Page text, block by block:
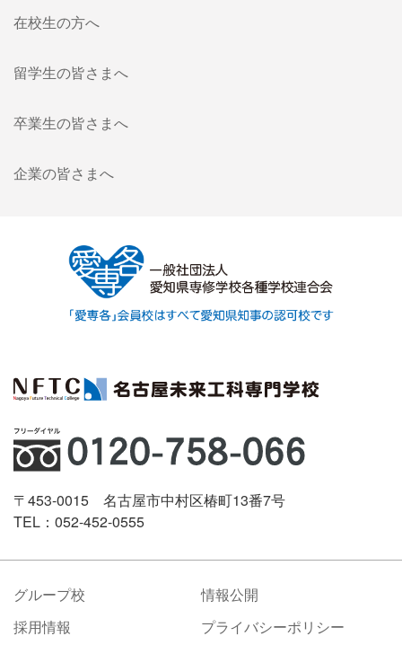
在校生の方へ
留学生の皆さまへ
卒業生の皆さまへ
企業の皆さまへ
〒453-0015 名古屋市中村区椿町13番7号
TEL：052-452-0555
グループ校
情報公開
採用情報
プライバシーポリシー